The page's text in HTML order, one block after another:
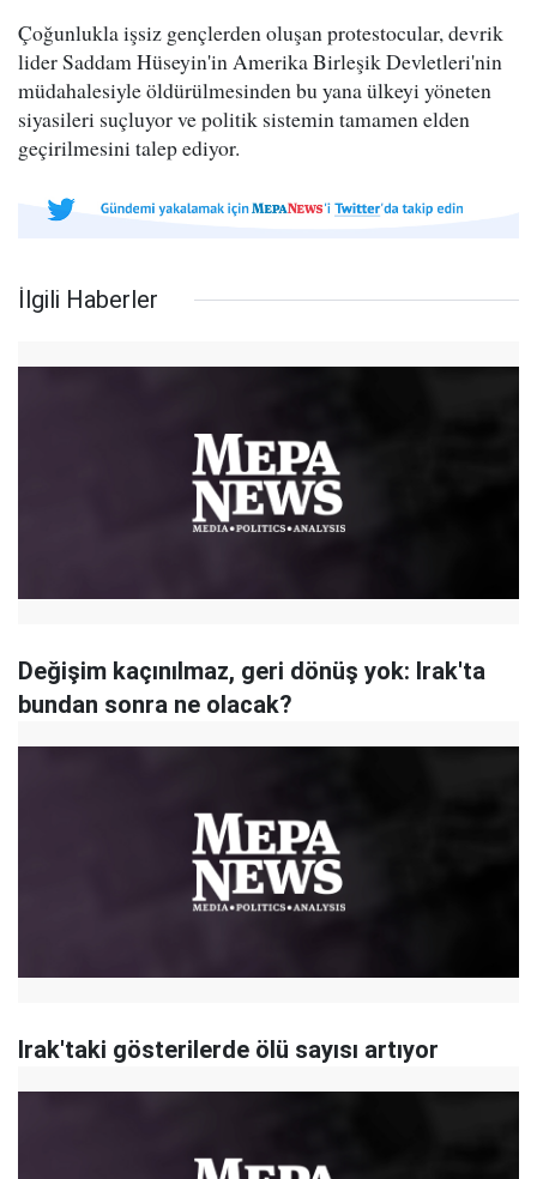
Çoğunlukla işsiz gençlerden oluşan protestocular, devrik
lider Saddam Hüseyin'in Amerika Birleşik Devletleri'nin
müdahalesiyle öldürülmesinden bu yana ülkeyi yöneten
siyasileri suçluyor ve politik sistemin tamamen elden
geçirilmesini talep ediyor.
İlgili Haberler
Değişim kaçınılmaz, geri dönüş yok: Irak'ta
bundan sonra ne olacak?
Irak'taki gösterilerde ölü sayısı artıyor